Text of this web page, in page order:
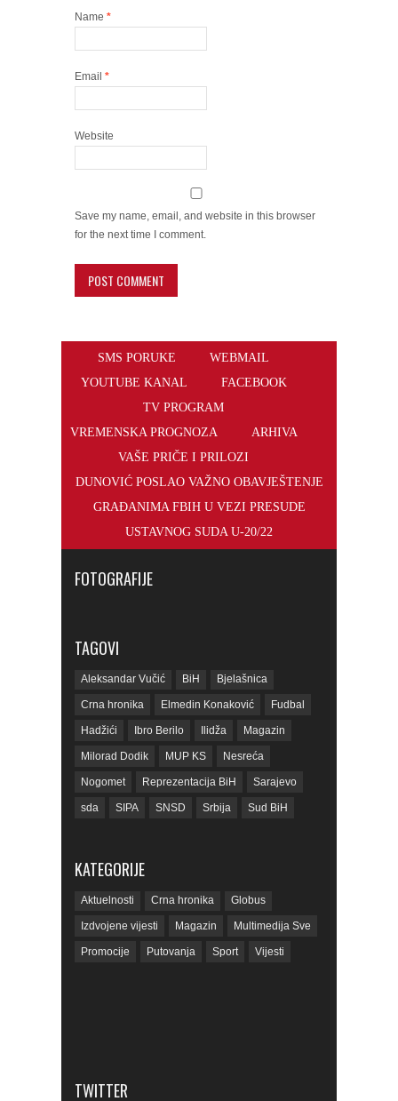
Name *
Email *
Website
Save my name, email, and website in this browser
for the next time I comment.
SMS PORUKE
WEBMAIL
YOUTUBE KANAL
FACEBOOK
TV PROGRAM
VREMENSKA PROGNOZA
ARHIVA
VAŠE PRIČE I PRILOZI
DUNOVIĆ POSLAO VAŽNO OBAVJEŠTENJE
GRAĐANIMA FBIH U VEZI PRESUDE
USTAVNOG SUDA U-20/22
FOTOGRAFIJE
TAGOVI
Aleksandar Vučić BiH Bjelašnica
Crna hronika Elmedin Konaković Fudbal
Hadžići Ibro Berilo Ilidža Magazin
Milorad Dodik MUP KS Nesreća
Nogomet Reprezentacija BiH Sarajevo
sda SIPA SNSD Srbija Sud BiH
KATEGORIJE
Aktuelnosti Crna hronika Globus
Izdvojene vijesti Magazin Multimedija Sve
Promocije Putovanja Sport Vijesti
TWITTER